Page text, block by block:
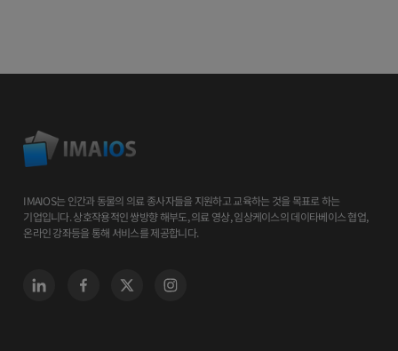
IMAIOS는 인간과 동물의 의료 종사자들을 지원하고 교육하는 것을 목표로 하는
기업입니다. 상호작용적인 쌍방향 해부도, 의료 영상, 임상케이스의 데이타베이스 협업,
온라인 강좌등을 통해 서비스를 제공합니다.